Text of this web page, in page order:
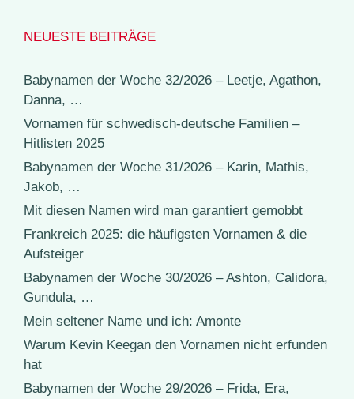
NEUESTE BEITRÄGE
Babynamen der Woche 32/2026 – Leetje, Agathon,
Danna, …
Vornamen für schwedisch-deutsche Familien –
Hitlisten 2025
Babynamen der Woche 31/2026 – Karin, Mathis,
Jakob, …
Mit diesen Namen wird man garantiert gemobbt
Frankreich 2025: die häufigsten Vornamen & die
Aufsteiger
Babynamen der Woche 30/2026 – Ashton, Calidora,
Gundula, …
Mein seltener Name und ich: Amonte
Warum Kevin Keegan den Vornamen nicht erfunden
hat
Babynamen der Woche 29/2026 – Frida, Era,